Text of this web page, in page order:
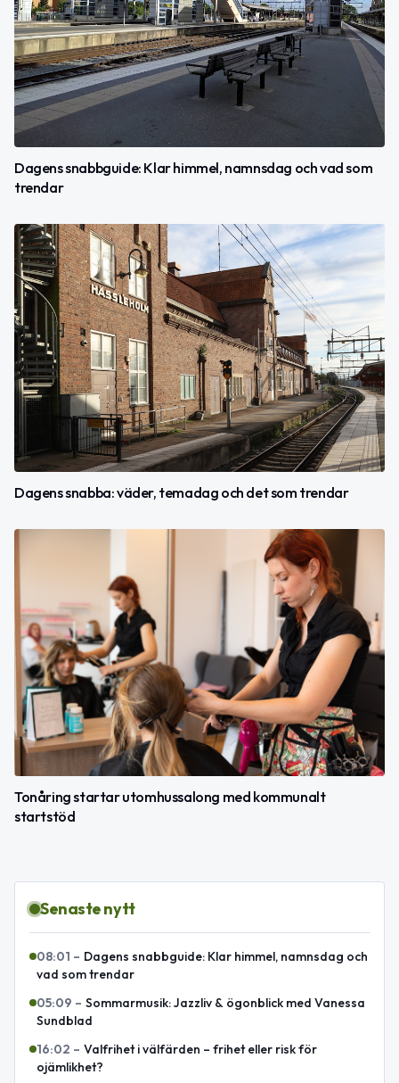
Dagens snabbguide: Klar himmel, namnsdag och vad som
trendar
Dagens snabba: väder, temadag och det som trendar
Tonåring startar utomhussalong med kommunalt
startstöd
Senaste nytt
08:01 – Dagens snabbguide: Klar himmel, namnsdag och
vad som trendar
05:09 – Sommarmusik: Jazzliv & ögonblick med Vanessa
Sundblad
16:02 – Valfrihet i välfärden – frihet eller risk för
ojämlikhet?